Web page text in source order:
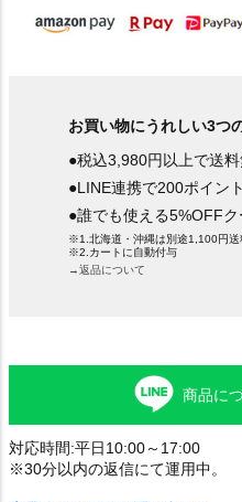
お買い物にうれしい3つ
●税込3,980円以上で送
●LINE連携で200ポイン
●誰でも使える5%OFF
※1.北海道・沖縄は別途1,100円送
※2.カートに自動付与
→返品について
商品に
対応時間:平日10:00～17:00
※30分以内の返信にて運用中。